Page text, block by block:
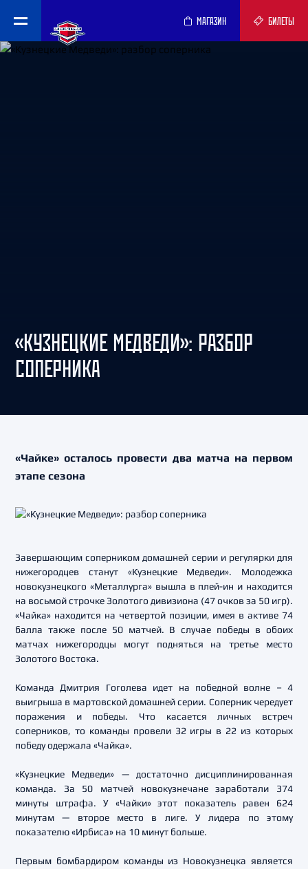
МАГАЗИН БИЛЕТЫ
«КУЗНЕЦКИЕ МЕДВЕДИ»: РАЗБОР
СОПЕРНИКА
«Чайке» осталось провести два матча на первом
этапе сезона
Завершающим соперником домашней серии и регулярки для
нижегородцев станут «Кузнецкие Медведи». Молодежка
новокузнецкого «Металлурга» вышла в плей-ин и находится
на восьмой строчке Золотого дивизиона (47 очков за 50 игр).
«Чайка» находится на четвертой позиции, имея в активе 74
балла также после 50 матчей. В случае победы в обоих
матчах нижегородцы могут подняться на третье место
Золотого Востока.
Команда Дмитрия Гоголева идет на победной волне – 4
выигрыша в мартовской домашней серии. Соперник чередует
поражения и победы. Что касается личных встреч
соперников, то команды провели 32 игры в 22 из которых
победу одержала «Чайка».
«Кузнецкие Медведи» — достаточно дисциплинированная
команда. За 50 матчей новокузнечане заработали 374
минуты штрафа. У «Чайки» этот показатель равен 624
минутам — второе место в лиге. У лидера по этому
показателю «Ирбиса» на 10 минут больше.
Первым бомбардиром команды из Новокузнецка является